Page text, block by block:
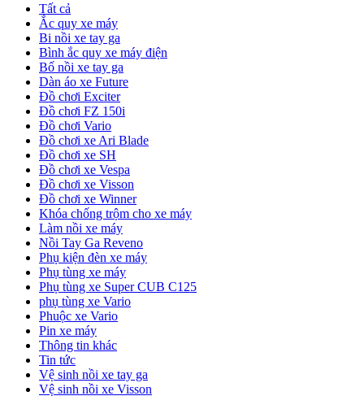
Tất cả
Ắc quy xe máy
Bi nồi xe tay ga
Bình ắc quy xe máy điện
Bố nồi xe tay ga
Dàn áo xe Future
Đồ chơi Exciter
Đồ chơi FZ 150i
Đồ chơi Vario
Đồ chơi xe Ari Blade
Đồ chơi xe SH
Đồ chơi xe Vespa
Đồ chơi xe Visson
Đồ chơi xe Winner
Khóa chống trộm cho xe máy
Làm nồi xe máy
Nồi Tay Ga Reveno
Phụ kiện đèn xe máy
Phụ tùng xe máy
Phụ tùng xe Super CUB C125
phụ tùng xe Vario
Phuộc xe Vario
Pin xe máy
Thông tin khác
Tin tức
Vệ sinh nồi xe tay ga
Vệ sinh nồi xe Visson